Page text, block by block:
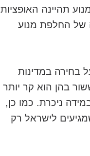
תהיינה האופציות
של החלפת מנוע
בחירה במדינות
בהן הוא קר יותר
ניכרת. כמו כן,
לישראל רק